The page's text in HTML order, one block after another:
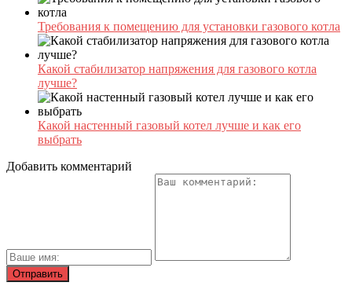
Требования к помещению для установки газового котла
Какой стабилизатор напряжения для газового котла
лучше?
Какой настенный газовый котел лучше и как его
выбрать
Добавить комментарий